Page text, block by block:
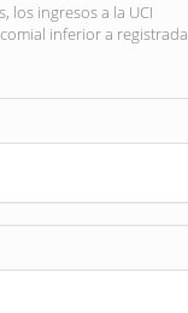
los ingresos a la UCI
inferior a registrada